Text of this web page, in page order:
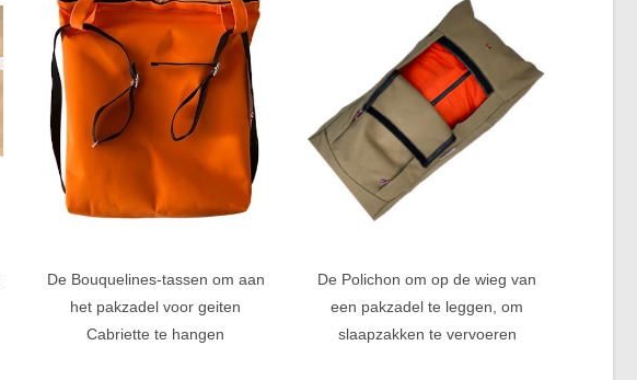
De Bouquelines-tassen om aan
het pakzadel voor geiten
Cabriette te hangen
De Polichon om op de wieg van
een pakzadel te leggen, om
slaapzakken te vervoeren